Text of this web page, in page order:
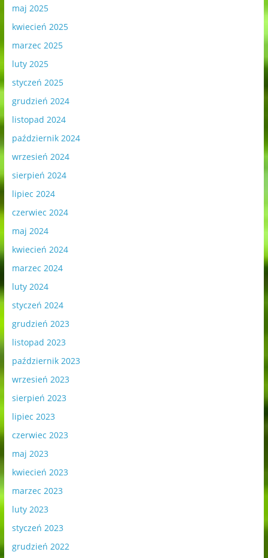
maj 2025
kwiecień 2025
marzec 2025
luty 2025
styczeń 2025
grudzień 2024
listopad 2024
październik 2024
wrzesień 2024
sierpień 2024
lipiec 2024
czerwiec 2024
maj 2024
kwiecień 2024
marzec 2024
luty 2024
styczeń 2024
grudzień 2023
listopad 2023
październik 2023
wrzesień 2023
sierpień 2023
lipiec 2023
czerwiec 2023
maj 2023
kwiecień 2023
marzec 2023
luty 2023
styczeń 2023
grudzień 2022